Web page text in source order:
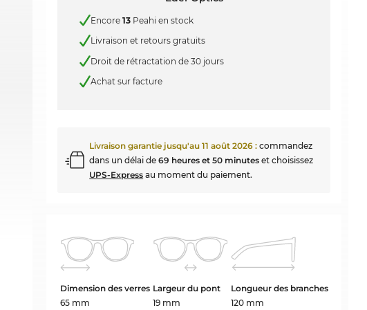
Encore13 Peahi en stock
Livraison et retours gratuits
Droit de rétractation de 30 jours
Achat sur facture
Livraison garantie jusqu'au11 août 2026 : commandez
dans un délai de69 heures et 50 minutes et choisissez
UPS-Express au moment du paiement.
Dimension des verres
65 mm
Largeur du pont
19 mm
Longueur des branches
120 mm